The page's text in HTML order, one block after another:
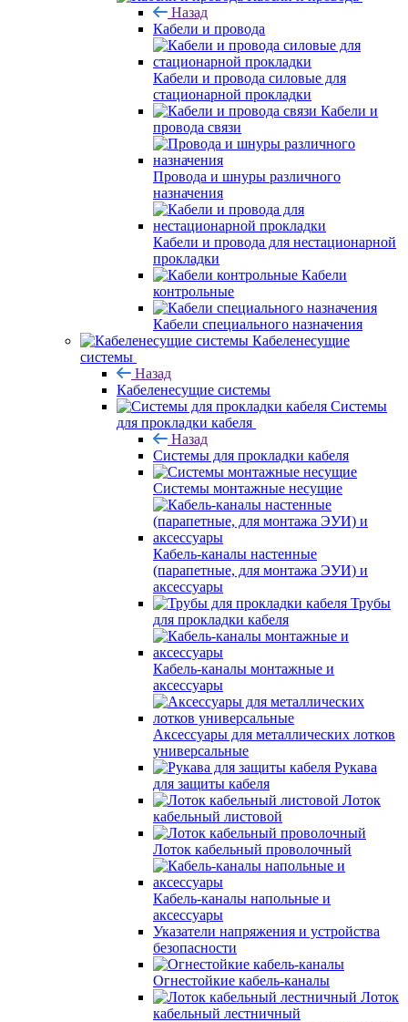
Назад
Кабели и провода
Кабели и провода силовые для
стационарной прокладки
Кабели и
провода связи
Провода и шнуры различного
назначения
Кабели и провода для нестационарной
прокладки
Кабели
контрольные
Кабели специального назначения
Кабеленесущие
системы
Назад
Кабеленесущие системы
Системы
для прокладки кабеля
Назад
Системы для прокладки кабеля
Системы монтажные несущие
Кабель-каналы настенные
(парапетные, для монтажа ЭУИ) и
аксессуары
Трубы
для прокладки кабеля
Кабель-каналы монтажные и
аксессуары
Аксессуары для металлических лотков
универсальные
Рукава
для защиты кабеля
Лоток
кабельный листовой
Лоток кабельный проволочный
Кабель-каналы напольные и
аксессуары
Указатели напряжения и устройства
безопасности
Огнестойкие кабель-каналы
Лоток
кабельный лестничный